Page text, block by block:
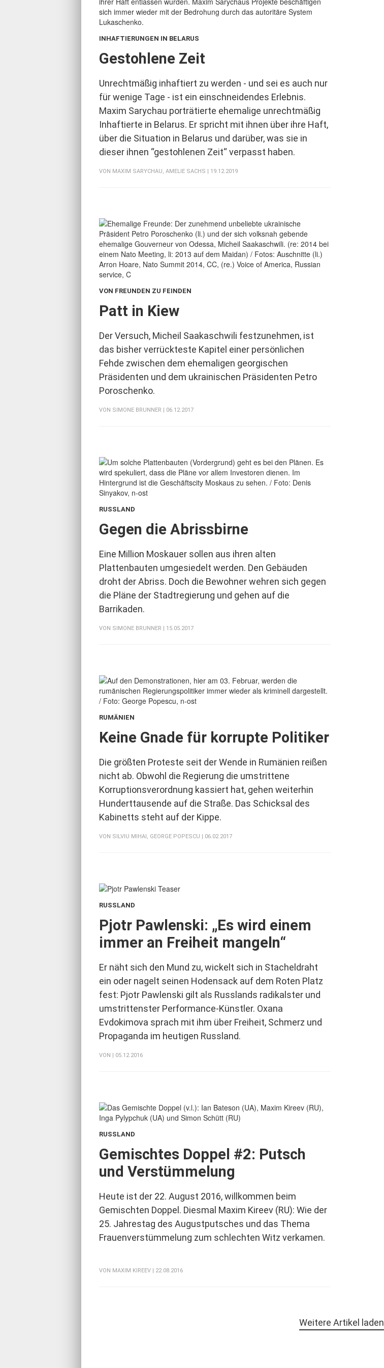
INHAFTIERUNGEN IN BELARUS
Gestohlene Zeit
Unrechtmäßig inhaftiert zu werden - und sei es auch nur
für wenige Tage - ist ein einschneidendes Erlebnis.
Maxim Sarychau porträtierte ehemalige unrechtmäßig
Inhaftierte in Belarus. Er spricht mit ihnen über ihre Haft,
über die Situation in Belarus und darüber, was sie in
dieser ihnen “gestohlenen Zeit“ verpasst haben.
VON MAXIM SARYCHAU, AMELIE SACHS | 19.12.2019
VON FREUNDEN ZU FEINDEN
Patt in Kiew
Der Versuch, Micheil Saakaschwili festzunehmen, ist
das bisher verrückteste Kapitel einer persönlichen
Fehde zwischen dem ehemaligen georgischen
Präsidenten und dem ukrainischen Präsidenten Petro
Poroschenko.
VON SIMONE BRUNNER | 06.12.2017
RUSSLAND
Gegen die Abrissbirne
Eine Million Moskauer sollen aus ihren alten
Plattenbauten umgesiedelt werden. Den Gebäuden
droht der Abriss. Doch die Bewohner wehren sich gegen
die Pläne der Stadtregierung und gehen auf die
Barrikaden.
VON SIMONE BRUNNER | 15.05.2017
RUMÄNIEN
Keine Gnade für korrupte Politiker
Die größten Proteste seit der Wende in Rumänien reißen
nicht ab. Obwohl die Regierung die umstrittene
Korruptionsverordnung kassiert hat, gehen weiterhin
Hunderttausende auf die Straße. Das Schicksal des
Kabinetts steht auf der Kippe.
VON SILVIU MIHAI, GEORGE POPESCU | 06.02.2017
RUSSLAND
Pjotr Pawlenski: „Es wird einem
immer an Freiheit mangeln“
Er näht sich den Mund zu, wickelt sich in Stacheldraht
ein oder nagelt seinen Hodensack auf dem Roten Platz
fest: Pjotr Pawlenski gilt als Russlands radikalster und
umstrittenster Performance-Künstler. Oxana
Evdokimova sprach mit ihm über Freiheit, Schmerz und
Propaganda im heutigen Russland.
VON | 05.12.2016
RUSSLAND
Gemischtes Doppel #2: Putsch
und Verstümmelung
Heute ist der 22. August 2016, willkommen beim
Gemischten Doppel. Diesmal Maxim Kireev (RU): Wie der
25. Jahrestag des Augustputsches und das Thema
Frauenverstümmelung zum schlechten Witz verkamen.
VON MAXIM KIREEV | 22.08.2016
Weitere Artikel laden